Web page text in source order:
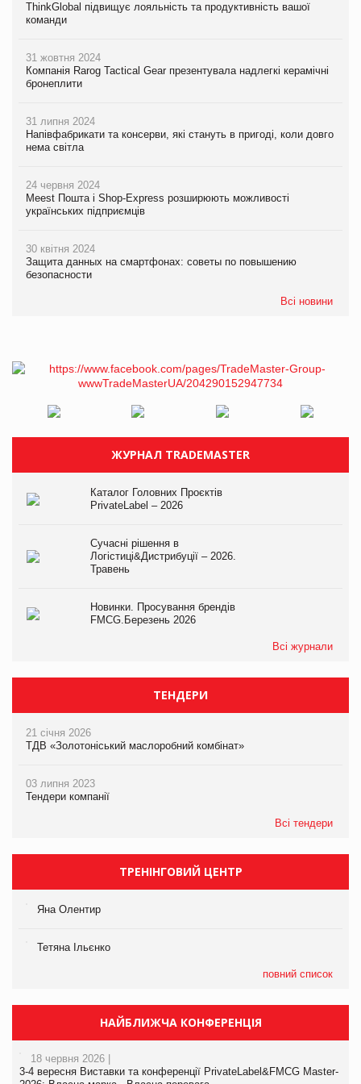
ThinkGlobal підвищує лояльність та продуктивність вашої
команди
31 жовтня 2024
Компанія Rarog Tactical Gear презентувала надлегкі керамічні
бронеплити
31 липня 2024
Напівфабрикати та консерви, які стануть в пригоді, коли довго
нема світла
24 червня 2024
Meest Пошта і Shop-Express розширюють можливості
українських підприємців
30 квітня 2024
Защита данных на смартфонах: советы по повышению
безопасности
Всі новини
ЖУРНАЛ TRADEMASTER
Каталог Головних Проєктів
PrivateLabel – 2026
Сучасні рішення в
Логістиці&Дистрибуції – 2026.
Травень
Новинки. Просування брендів
FMCG.Березень 2026
Всі журнали
ТЕНДЕРИ
21 січня 2026
ТДВ «Золотоніський маслоробний комбінат»
03 липня 2023
Тендери компанії
Всі тендери
ТРЕНІНГОВИЙ ЦЕНТР
Яна Олентир
Тетяна Ільєнко
повний список
НАЙБЛИЖЧА КОНФЕРЕНЦІЯ
18 червня 2026 |
3-4 вересня Виставки та конференції PrivateLabel&FMCG Master-